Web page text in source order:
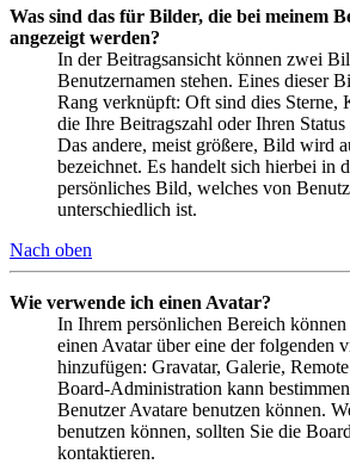
Was sind das für Bilder, die bei meinem
angezeigt werden?
In der Beitragsansicht können zwei
Benutzernamen stehen. Eines dieser
Rang verknüpft: Oft sind dies Sterne,
die Ihre Beitragszahl oder Ihren
Das andere, meist größere, Bild wird
bezeichnet. Es handelt sich hierbei in
persönliches Bild, welches von
unterschiedlich ist.
Nach oben
Wie verwende ich einen Avatar?
In Ihrem persönlichen Bereich
einen Avatar über eine der folgenden
hinzufügen: Gravatar, Galerie,
Board-Administration kann
Benutzer Avatare benutzen können.
benutzen können, sollten Sie die
kontaktieren.